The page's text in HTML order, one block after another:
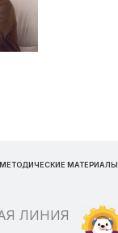
МЕТОДИЧЕСКИЕ МАТЕРИАЛЫ
ЛИНИЯ